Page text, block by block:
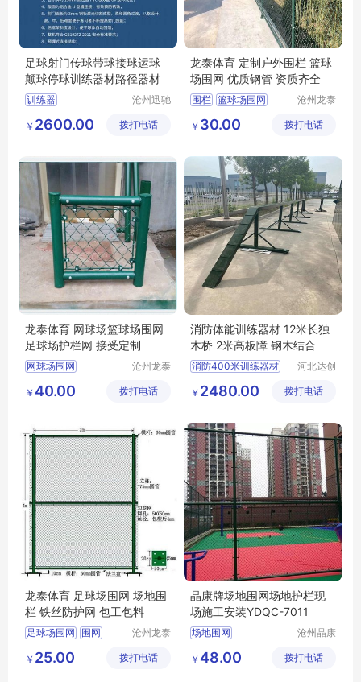
足球射门传球带球接球运球
颠球停球训练器材路径器材
训练器
沧州迅驰
有限公司
￥ 2600.00 拨打电话
龙泰体育 定制户外围栏 篮球
场围网 优质钢管 资质齐全
围栏 篮球场围网
沧州龙泰
有限公司
￥ 30.00 拨打电话
龙泰体育 网球场篮球场围网
足球场护栏网 接受定制
网球场围网
足球护栏网
沧州龙泰
有限公司
￥ 40.00 拨打电话
消防体能训练器材 12米长独
木桥 2米高板障 钢木结合
消防400米训练器材
警八项体能训练器材
河北达创
有限公司
￥ 2480.00 拨打电话
龙泰体育 足球场围网 场地围
栏 铁丝防护网 包工包料
足球场围网
围网
铁丝防护网
沧州龙泰
有限公司
￥ 25.00 拨打电话
晶康牌场地围网场地护栏现
场施工安装YDQC-7011
场地围网
体育围网 体育场围网
沧州晶康
有限公司
￥ 48.00 拨打电话